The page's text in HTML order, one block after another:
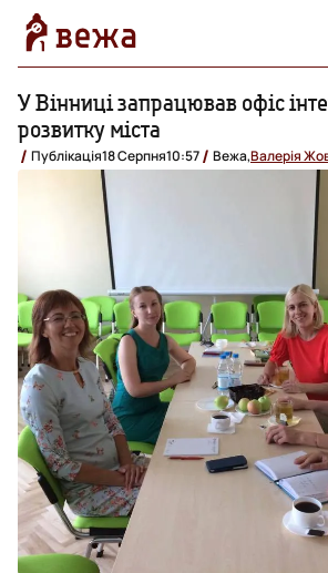
У Вінниці запрацював офіс
розвитку міста
Публікація18 Серпня10:57 Вежа,Валерія